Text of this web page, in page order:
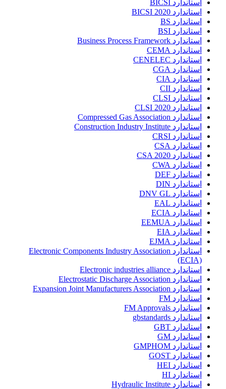
استاندارد BICSI
استاندارد BICSI 2020
استاندارد BS
استاندارد BSI
استاندارد Business Process Framework
استاندارد CEMA
استاندارد CENELEC
استاندارد CGA
استاندارد CIA
استاندارد CII
استاندارد CLSI
استاندارد CLSI 2020
استاندارد Compressed Gas Association
استاندارد Construction Industry Institute
استاندارد CRSI
استاندارد CSA
استاندارد CSA 2020
استاندارد CWA
استاندارد DEF
استاندارد DIN
استاندارد DNV GL
استاندارد EAL
استاندارد ECIA
استاندارد EEMUA
استاندارد EIA
استاندارد EJMA
استاندارد Electronic Components Industry Association
(ECIA)
استاندارد Electronic industries alliance
استاندارد Electrostatic Discharge Association
استاندارد Expansion Joint Manufacturers Association
استاندارد FM
استاندارد FM Approvals
استاندارد gbstandards
استاندارد GBT
استاندارد GM
استاندارد GMPHOM
استاندارد GOST
استاندارد HEI
استاندارد HI
استاندارد Hydraulic Institute